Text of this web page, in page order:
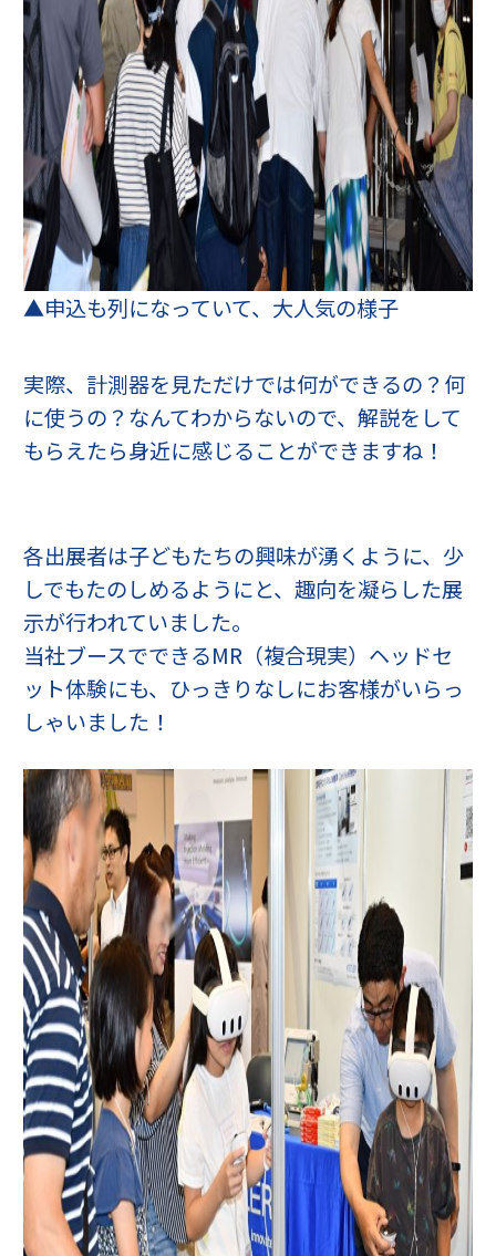
▲申込も列になっていて、大人気の様子
実際、計測器を見ただけでは何ができるの？何
に使うの？なんてわからないので、解説をして
もらえたら身近に感じることができますね！
各出展者は子どもたちの興味が湧くように、少
しでもたのしめるようにと、趣向を凝らした展
示が行われていました。
当社ブースでできるMR（複合現実）ヘッドセ
ット体験にも、ひっきりなしにお客様がいらっ
しゃいました！